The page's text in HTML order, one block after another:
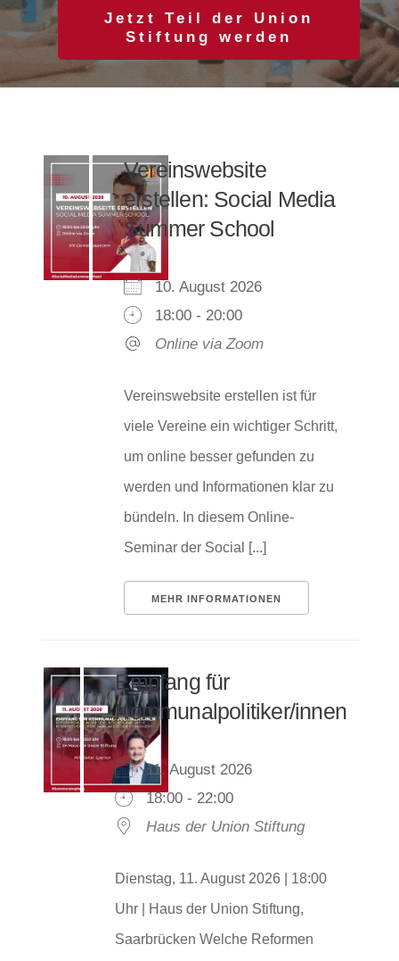
Jetzt Teil der Union
Stiftung werden
Vereinswebsite
erstellen: Social Media
Summer School
10. August 2026
18:00 - 20:00
Online via Zoom
Vereinswebsite erstellen ist für
viele Vereine ein wichtiger Schritt,
um online besser gefunden zu
werden und Informationen klar zu
bündeln. In diesem Online-
Seminar der Social [...]
MEHR INFORMATIONEN
Empfang für
Kommunalpolitiker/innen
11. August 2026
18:00 - 22:00
Haus der Union Stiftung
Dienstag, 11. August 2026 | 18:00
Uhr | Haus der Union Stiftung,
Saarbrücken Welche Reformen